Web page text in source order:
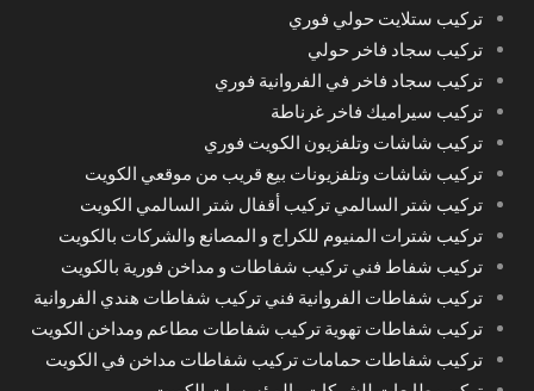
تركيب ستلايت حولي فوري
تركيب سجاد فاخر حولي
تركيب سجاد فاخر في الفروانية فوري
تركيب سيراميك فاخر غرناطة
تركيب شاشات وتلفزيون الكويت فوري
تركيب شاشات وتلفزيونات بيع قريب من موقعي الكويت
تركيب شتر السالمي تركيب أقفال شتر السالمي الكويت
تركيب شترات المنيوم للكراج و المصانع والشركات بالكويت
تركيب شفاط فني تركيب شفاطات و مداخن فورية بالكويت
تركيب شفاطات الفروانية فني تركيب شفاطات هندي الفروانية
تركيب شفاطات تهوية تركيب شفاطات مطاعم ومداخن الكويت
تركيب شفاطات حمامات تركيب شفاطات مداخن في الكويت